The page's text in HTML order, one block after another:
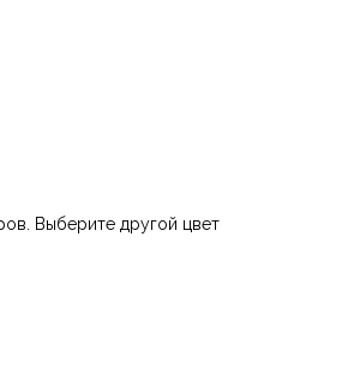
Выберите другой цвет